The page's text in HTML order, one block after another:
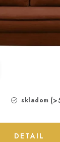
skladom
DETAIL